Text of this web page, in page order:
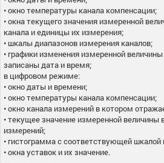
• окно температуры канала компенсации;
• окна текущего значения измеренной
канала и единицы их измерения;
• шкалы диапазонов измерения каналов;
• графики изменения измеренной величины
записаны дата и время;
в цифровом режиме:
• окно даты и времени;
• окно температуры канала компенсации;
• окно канала измерений в котором
• текущее значение измеренной величины
измерений;
• гистограмма с соответствующей шкалой
• окна уставок и их значение.